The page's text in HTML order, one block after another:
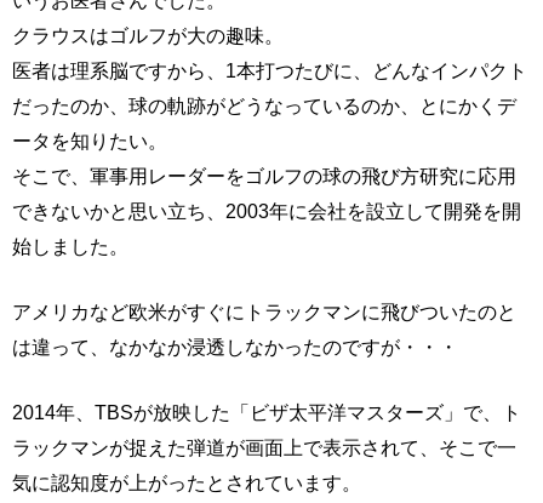
クラウスはゴルフが大の趣味。
医者は理系脳ですから、1本打つたびに、どんなインパクト
だったのか、球の軌跡がどうなっているのか、とにかくデ
ータを知りたい。
そこで、軍事用レーダーをゴルフの球の飛び方研究に応用
できないかと思い立ち、2003年に会社を設立して開発を開
始しました。
アメリカなど欧米がすぐにトラックマンに飛びついたのと
は違って、なかなか浸透しなかったのですが・・・
2014年、TBSが放映した「ビザ太平洋マスターズ」で、ト
ラックマンが捉えた弾道が画面上で表示されて、そこで一
気に認知度が上がったとされています。